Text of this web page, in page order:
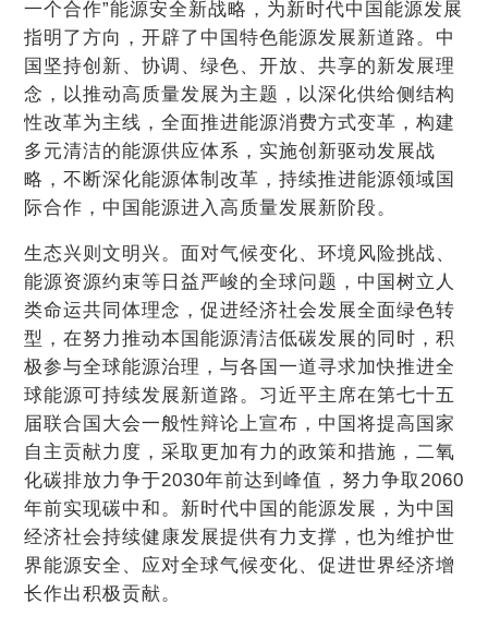
一个合作”能源安全新战略，为新时代中国能源发展
指明了方向，开辟了中国特色能源发展新道路。中
国坚持创新、协调、绿色、开放、共享的新发展理
念，以推动高质量发展为主题，以深化供给侧结构
性改革为主线，全面推进能源消费方式变革，构建
多元清洁的能源供应体系，实施创新驱动发展战
略，不断深化能源体制改革，持续推进能源领域国
际合作，中国能源进入高质量发展新阶段。
生态兴则文明兴。面对气候变化、环境风险挑战、
能源资源约束等日益严峻的全球问题，中国树立人
类命运共同体理念，促进经济社会发展全面绿色转
型，在努力推动本国能源清洁低碳发展的同时，积
极参与全球能源治理，与各国一道寻求加快推进全
球能源可持续发展新道路。习近平主席在第七十五
届联合国大会一般性辩论上宣布，中国将提高国家
自主贡献力度，采取更加有力的政策和措施，二氧
化碳排放力争于2030年前达到峰值，努力争取2060
年前实现碳中和。新时代中国的能源发展，为中国
经济社会持续健康发展提供有力支撑，也为维护世
界能源安全、应对全球气候变化、促进世界经济增
长作出积极贡献。